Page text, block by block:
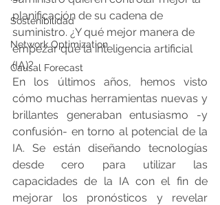
Sostenibilidad
Network Optimization
Causal Forecast
planificación de su cadena de
suministro. ¿Y qué mejor manera de
empezar que la inteligencia artificial
(IA)?
En los últimos años, hemos visto
cómo muchas herramientas nuevas y
brillantes generaban entusiasmo -y
confusión- en torno al potencial de la
IA. Se están diseñando tecnologías
desde cero para utilizar las
capacidades de la IA con el fin de
mejorar los pronósticos y revelar